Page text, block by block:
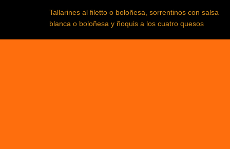
Tallarines al filetto o boloñesa, sorrentinos con salsa
blanca o boloñesa y ñoquis a los cuatro quesos